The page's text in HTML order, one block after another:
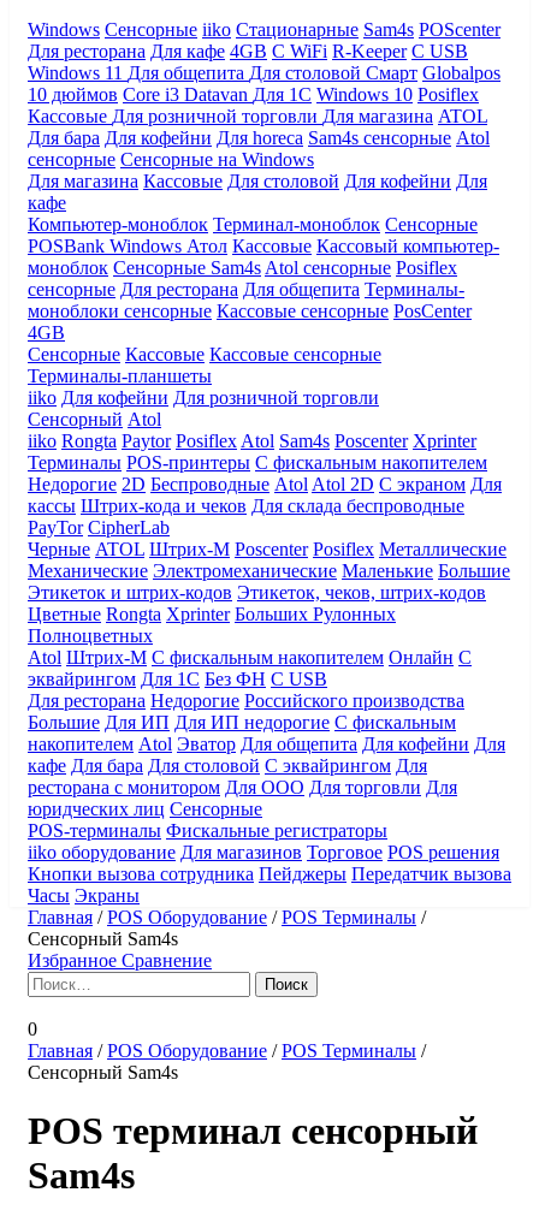
Windows Сенсорные iiko Стационарные Sam4s POScenter
Для ресторана Для кафе 4GB С WiFi R-Keeper С USB
Windows 11 Для общепита Для столовой Смарт Globalpos
10 дюймов Core i3 Datavan Для 1С Windows 10 Posiflex
Кассовые Для розничной торговли Для магазина ATOL
Для бара Для кофейни Для horeca Sam4s сенсорные Atol
сенсорные Сенсорные на Windows
Для магазина Кассовые Для столовой Для кофейни Для
кафе
Компьютер-моноблок Терминал-моноблок Сенсорные
POSBank Windows Атол Кассовые Кассовый компьютер-
моноблок Сенсорные Sam4s Atol сенсорные Posiflex
сенсорные Для ресторана Для общепита Терминалы-
моноблоки сенсорные Кассовые сенсорные PosCenter
4GB
Сенсорные Кассовые Кассовые сенсорные
Терминалы-планшеты
iiko Для кофейни Для розничной торговли
Сенсорный Atol
iiko Rongta Paytor Posiflex Atol Sam4s Poscenter Xprinter
Терминалы POS-принтеры С фискальным накопителем
Недорогие 2D Беспроводные Atol Atol 2D С экраном Для
кассы Штрих-кода и чеков Для склада беспроводные
PayTor CipherLab
Черные ATOL Штрих-М Poscenter Posiflex Металлические
Механические Электромеханические Маленькие Большие
Этикеток и штрих-кодов Этикеток, чеков, штрих-кодов
Цветные Rongta Xprinter Больших Рулонных
Полноцветных
Atol Штрих-М С фискальным накопителем Онлайн С
эквайрингом Для 1С Без ФН С USB
Для ресторана Недорогие Российского производства
Большие Для ИП Для ИП недорогие С фискальным
накопителем Atol Эватор Для общепита Для кофейни Для
кафе Для бара Для столовой С эквайрингом Для
ресторана с монитором Для ООО Для торговли Для
юридческих лиц Сенсорные
POS-терминалы Фискальные регистраторы
iiko оборудование Для магазинов Торговое POS решения
Кнопки вызова сотрудника Пейджеры Передатчик вызова
Часы Экраны
Главная /POS Оборудование /POS Терминалы /
Сенсорный Sam4s
Избранное Сравнение
Найти:
0
Главная /POS Оборудование /POS Терминалы /
Сенсорный Sam4s
POS терминал сенсорный
Sam4s